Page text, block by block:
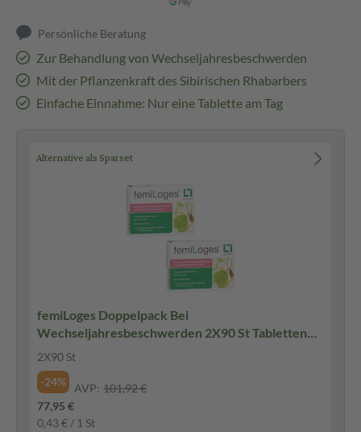
Persönliche Beratung
Zur Behandlung von Wechseljahresbeschwerden
Mit der Pflanzenkraft des Sibirischen Rhabarbers
Einfache Einnahme: Nur eine Tablette am Tag
Alternative als Sparset
femiLoges Doppelpack Bei
Wechseljahresbeschwerden 2X90 St Tabletten
magensaftresistent
2X90 St
-24%
AVP: 101,92 €
77,95 €
0,43 € / 1 St